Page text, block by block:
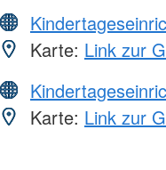
Karte: Link zur
Karte: Link zur